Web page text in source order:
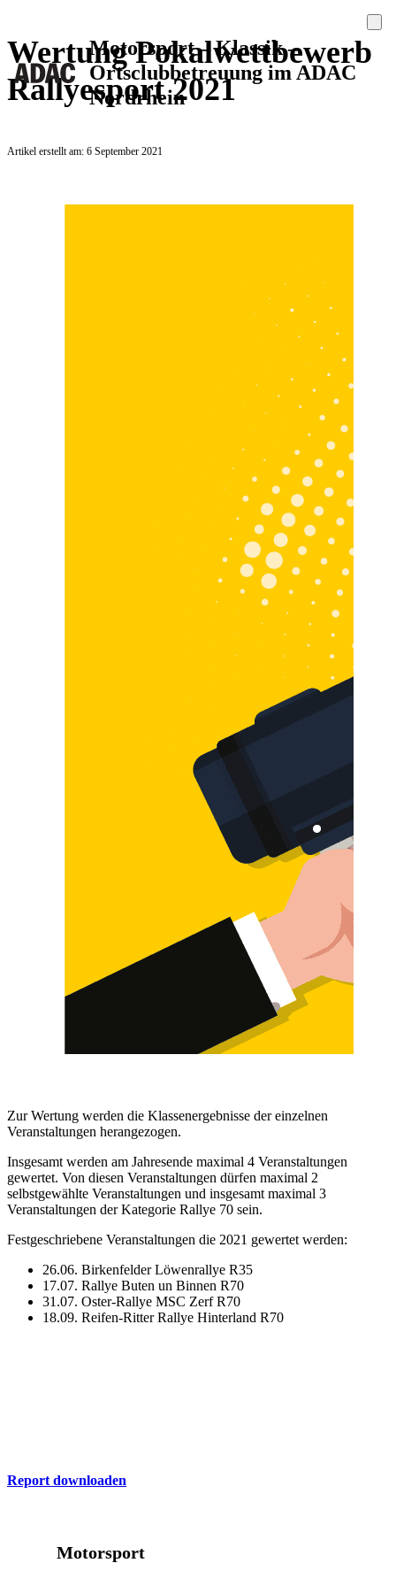
Motorsport – Klassik –
Ortsclubbetreuung im ADAC
Nordrhein
Wertung Pokalwettbewerb
Rallyesport 2021
Artikel erstellt am: 6 September 2021
Zur Wertung werden die Klassenergebnisse der einzelnen
Veranstaltungen herangezogen.
Insgesamt werden am Jahresende maximal 4 Veranstaltungen
gewertet. Von diesen Veranstaltungen dürfen maximal 2
selbstgewählte Veranstaltungen und insgesamt maximal 3
Veranstaltungen der Kategorie Rallye 70 sein.
Festgeschriebene Veranstaltungen die 2021 gewertet werden:
26.06. Birkenfelder Löwenrallye R35
17.07. Rallye Buten un Binnen R70
31.07. Oster-Rallye MSC Zerf R70
18.09. Reifen-Ritter Rallye Hinterland R70
Report downloaden
Motorsport